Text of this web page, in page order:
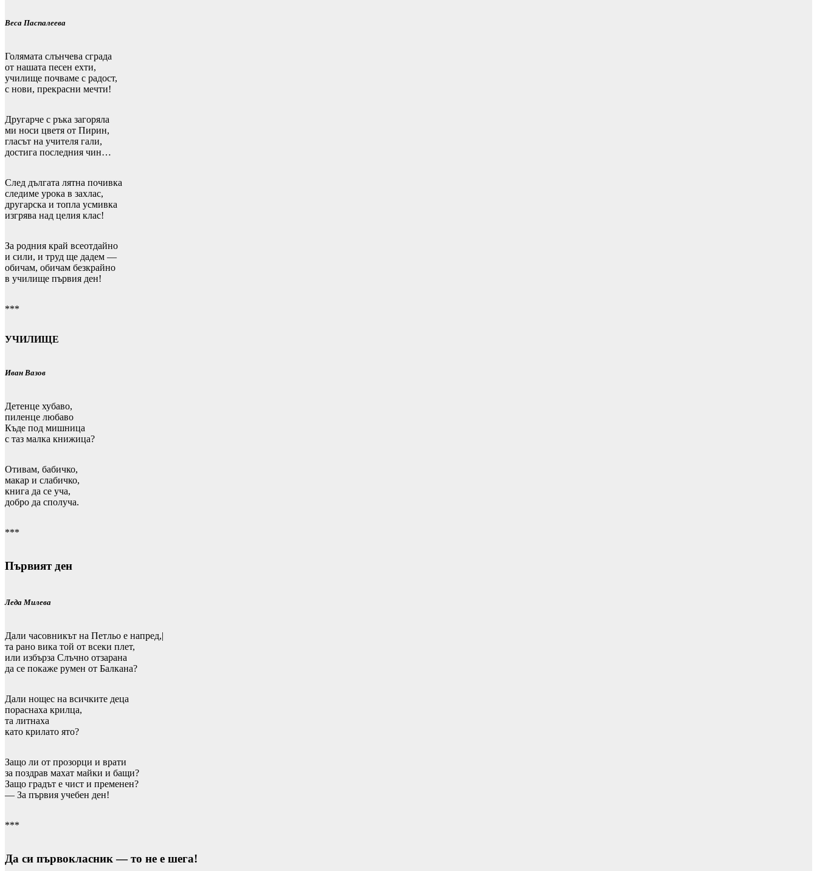
Веса Паспалеева
Голямата слънчева сграда
от нашата песен ехти,
училище почваме с радост,
с нови, прекрасни мечти!
Другарче с ръка загоряла
ми носи цветя от Пирин,
гласът на учителя гали,
достига последния чин…
След дългата лятна почивка
следиме урока в захлас,
другарска и топла усмивка
изгрява над целия клас!
За родния край всеотдайно
и сили, и труд ще дадем —
обичам, обичам безкрайно
в училище първия ден!
***
УЧИЛИЩЕ
Иван Вазов
Детенце хубаво,
пиленце любаво
Къде под мишница
с таз малка книжица?
Отивам, бабичко,
макар и слабичко,
книга да се уча,
добро да сполуча.
***
Първият ден
Леда Милева
Дали часовникът на Петльо е напред,|
та рано вика той от всеки плет,
или избърза Слъчно отзарана
да се покаже румен от Балкана?
Дали нощес на всичките деца
пораснаха крилца,
та литнаха
като крилато ято?
Защо ли от прозорци и врати
за поздрав махат майки и бащи?
Защо градът е чист и пременен?
— За първия учебен ден!
***
Да си първокласник — то не е шега!